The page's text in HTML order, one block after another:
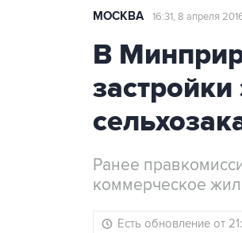
МОСКВА 16:31, 8 апреля
В
Ранее
коммерческое
Есть обновление от